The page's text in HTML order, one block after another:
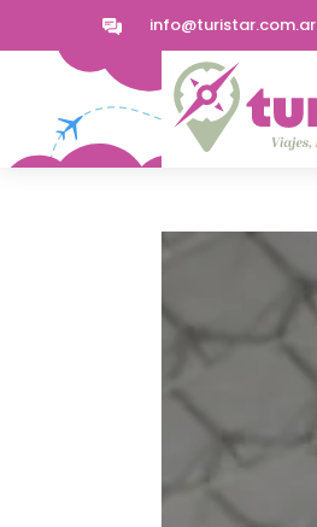
info@turistar.com.ar